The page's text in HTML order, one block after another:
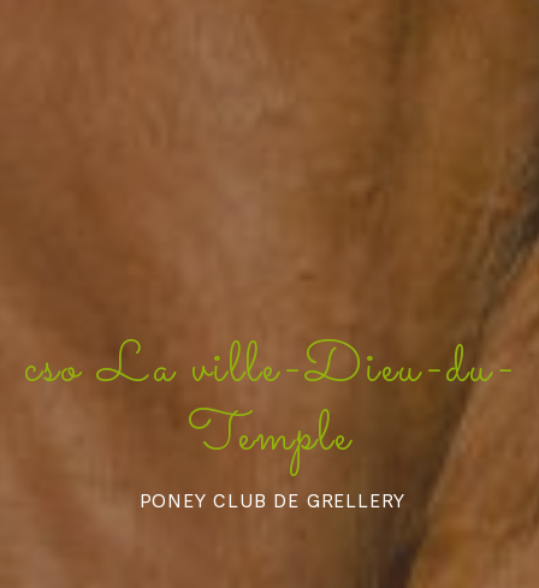
cso La ville-Dieu-du-
Temple
PONEY CLUB DE GRELLERY